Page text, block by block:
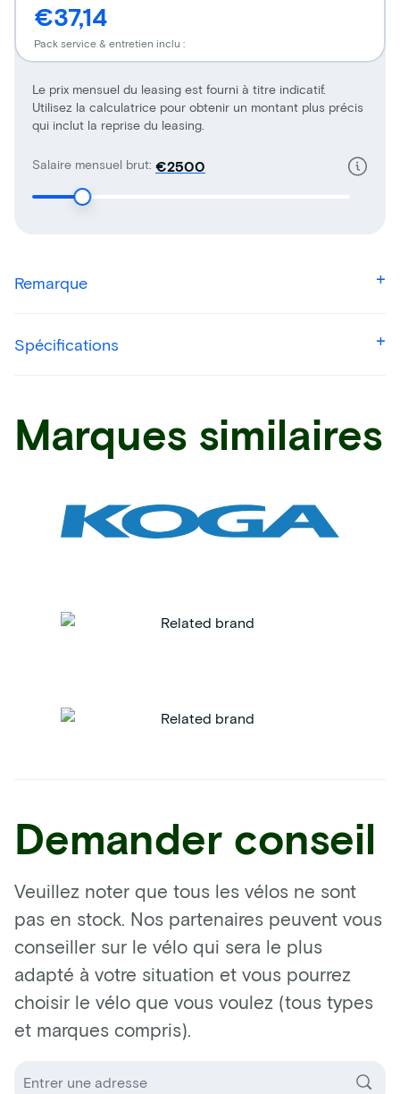
Salaire mensuel brut: €
Le prix mensuel du leasing est fourni à titre indicatif.
Utilisez la calculatrice pour obtenir un montant plus précis
qui inclut la reprise du leasing.
€37,14
Pack service & entretien inclu :
Remarque
Spécifications
Marques similaires
Demander conseil
Veuillez noter que tous les vélos ne sont
pas en stock. Nos partenaires peuvent vous
conseiller sur le vélo qui sera le plus
adapté à votre situation et vous pourrez
choisir le vélo que vous voulez (tous types
et marques compris).